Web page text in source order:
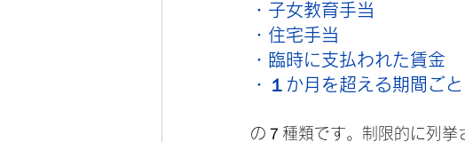
・子女教育手当
・住宅手当
・臨時に支払われた賃金
・１か月を超える期間ご
の７種類です。制限的に列